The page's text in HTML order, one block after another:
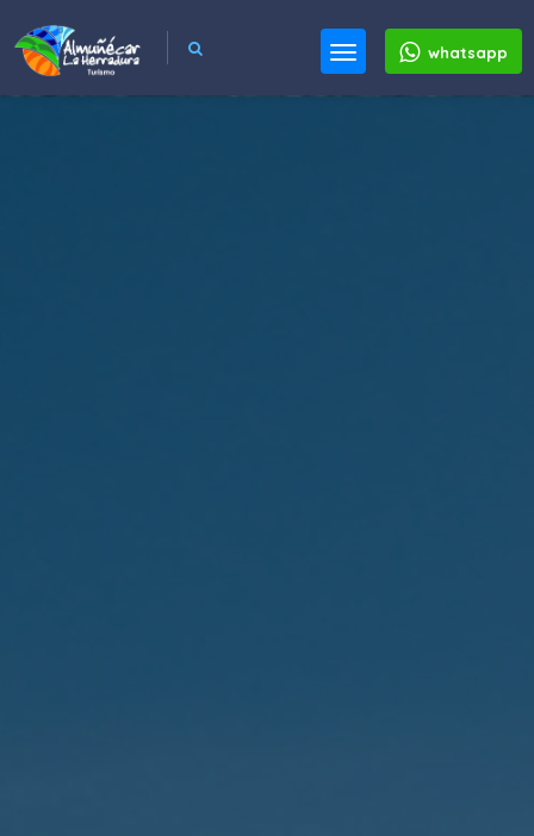
whatsapp